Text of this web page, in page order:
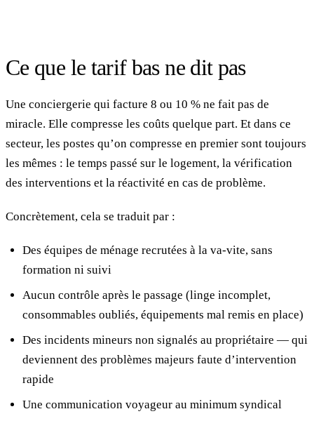
Ce que le tarif bas ne dit pas
Une conciergerie qui facture 8 ou 10 % ne fait pas de
miracle. Elle compresse les coûts quelque part. Et dans ce
secteur, les postes qu’on compresse en premier sont toujours
les mêmes : le temps passé sur le logement, la vérification
des interventions et la réactivité en cas de problème.
Concrètement, cela se traduit par :
Des équipes de ménage recrutées à la va-vite, sans
formation ni suivi
Aucun contrôle après le passage (linge incomplet,
consommables oubliés, équipements mal remis en place)
Des incidents mineurs non signalés au propriétaire — qui
deviennent des problèmes majeurs faute d’intervention
rapide
Une communication voyageur au minimum syndical